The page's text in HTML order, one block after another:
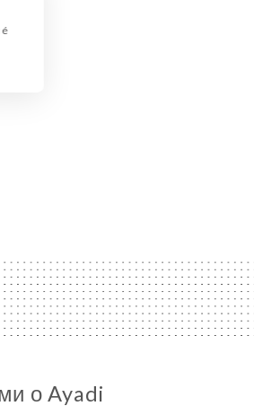
о Ayadi